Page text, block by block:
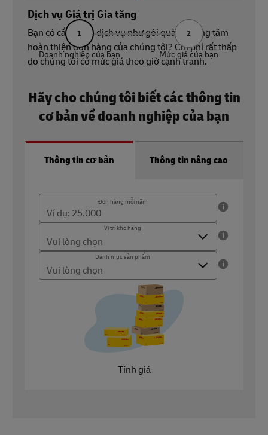
Dịch vụ Giá trị Gia tăng
Bạn có cần thêm dịch vụ như gói quà từ trung tâm
hoàn thiện đơn hàng của chúng tôi? Chi phí rất thấp
do chúng tôi có mức giá theo giờ cạnh tranh.
1
Doanh nghiệp của bạn
2
Mức giá của bạn
Hãy cho chúng tôi biết các thông tin
cơ bản về doanh nghiệp của bạn
Thông tin cơ bản Thông tin nâng cao
Đơn hàng mỗi năm
Đơn hàng mỗi năm
Số lượng đơn hàng bạn gửi đi mỗi năm (18.000 - 500.000)
Vị trí kho hàng
Nơi bạn gửi hàng đi
Danh mục sản phẩm
Danh mục sản phẩm
Bạn bán loại sản phẩm nào?
Tính giá